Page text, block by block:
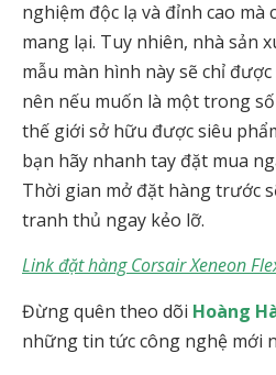
nghiệm độc lạ và đỉnh cao mà
mang lại. Tuy nhiên, nhà sản
mẫu màn hình này sẽ chỉ
nên nếu muốn là một trong
thế giới sở hữu được siêu
bạn hãy nhanh tay đặt mua
Thời gian mở đặt hàng trước
tranh thủ ngay kẻo lỡ.
Link đặt hàng Corsair Xeneon
Đừng quên theo dõi Hoàng
những tin tức công nghệ mới